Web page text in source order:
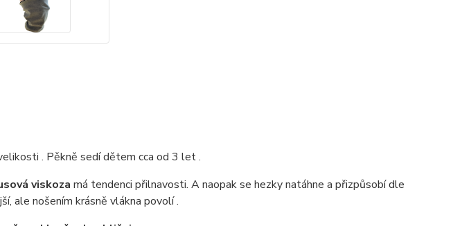
. Pěkně sedí dětem cca od 3 let .
viskoza má tendenci přilnavosti. A naopak se hezky natáhne a přizpůsobí dle
ale nošením krásně vlákna povolí .